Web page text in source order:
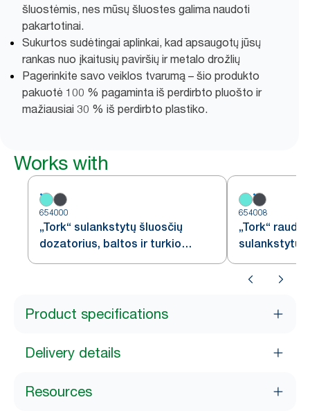
šluostėmis, nes mūsų šluostes galima naudoti
pakartotinai.
Sukurtos sudėtingai aplinkai, kad apsaugotų jūsų
rankas nuo įkaitusių paviršių ir metalo drožlių
Pagerinkite savo veiklos tvarumą – šio produkto
pakuotė 100 % pagaminta iš perdirbto pluošto ir
mažiausiai 30 % iš perdirbto plastiko.
Works with
654000
„Tork“ sulankstytų šluosčių
dozatorius, baltos ir turkio
spalvų, W4
654008
„Tork“
sulankstytų
W4
Product specifications
Delivery details
Resources